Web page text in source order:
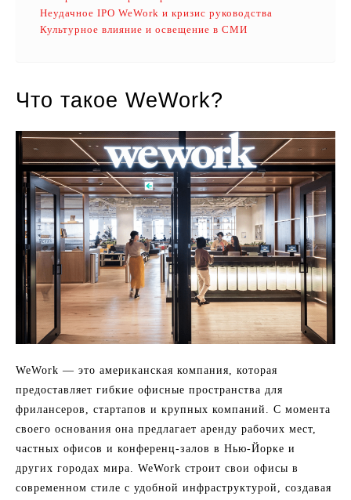
Неудачное IPO WeWork и кризис руководства
Культурное влияние и освещение в СМИ
Что такое WeWork?
WeWork — это американская компания, которая
предоставляет гибкие офисные пространства для
фрилансеров, стартапов и крупных компаний. С момента
своего основания она предлагает аренду рабочих мест,
частных офисов и конференц-залов в Нью-Йорке и
других городах мира. WeWork строит свои офисы в
современном стиле с удобной инфраструктурой, создавая